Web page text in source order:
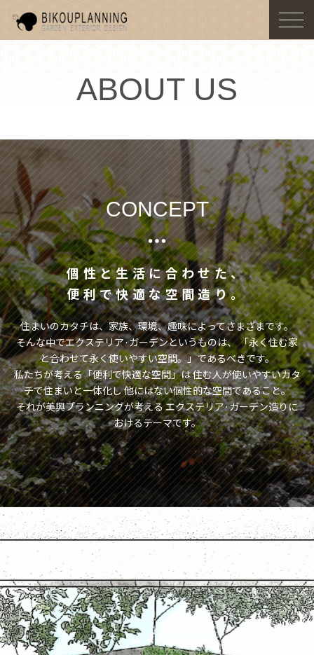
ABOUT US
CONCEPT
個性と生活に合わせた、
便利で快適な空間造り。
住まいのカタチは、家族、環境、趣味によってさまざまです。
そんな中でエクステリア·ガーデンというものは、「永く住む家
と合わせて永く使いやすい空間。」であるべきです。
私たちが考える「便利で快適な空間」は住む人が使いやすいカタ
チで住まいと一体化し他にはない個性的な空間であること。
それが美興プランニングが考えるエクステリア·ガーデン造りに
おけるテーマです。